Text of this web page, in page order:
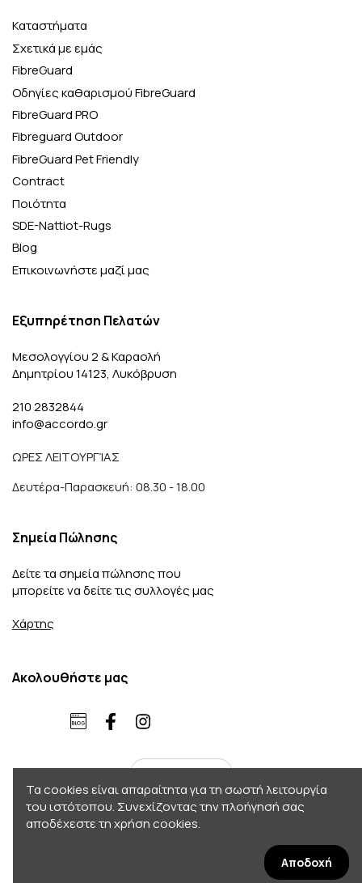
Καταστήματα
Σχετικά με εμάς
FibreGuard
Οδηγίες καθαρισμού FibreGuard
FibreGuard PRO
Fibreguard Outdoor
FibreGuard Pet Friendly
Contract
Ποιότητα
SDE-Nattiot-Rugs
Blog
Επικοινωνήστε μαζί μας
Εξυπηρέτηση Πελατών
Μεσολογγίου 2 & Καραολή
Δημητρίου 14123, Λυκόβρυση
210 2832844
info@accordo.gr
ΩΡΕΣ ΛΕΙΤΟΥΡΓΊΑΣ
Δευτέρα-Παρασκευή: 08.30 - 18.00
Σημεία Πώλησης
Δείτε τα σημεία πώλησης που
μπορείτε να δείτε τις συλλογές μας
Χάρτης
Ακολουθήστε μας
Copyright 2026 © Accordo. All rights reserved
Afternet
Τα cookies είναι απαραίτητα για τη σωστή λειτουργία
του ιστότοπου. Συνεχίζοντας την πλοήγησή σας
αποδέχεστε τη χρήση cookies.
Αποδοχή